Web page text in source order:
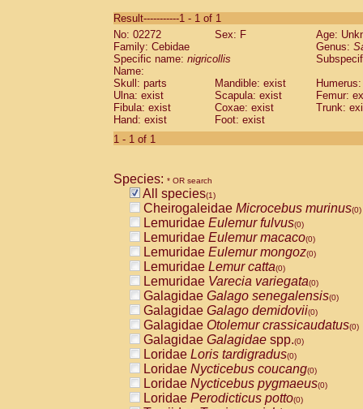
CebidaeSaguinus labiatus(0)
Cebidae Saguinus leucopus (0)
Cebidae
CebidaeSaguinus mystax
Cebidae Saguinus nigricollis (1)
Cebidae Saguinus oedipus
Cebidae Saguinus weddelli
Cebidae Saguinusspp.
Cebidae
CebidaeCebus capucinus
CebidaeCebus nigrivittatus
CebidaeCebus spp.(0)
CebidaeSaimiri boliviensis(0)
CebidaeSaimiri sciureus(0)
AtelidaeAlouatta caraya(0)
AtelidaeAlouatta fusca(0)
AtelidaeAlouatta seniculus(0)
AtelidaeAlouattaspp.(0)
AtelidaeAteles belzebuth(0)
AtelidaeAteles geoffroyi(0)
AtelidaeAteles paniscus(0)
AtelidaeAtelesspp.(0)
AtelidaeLagothrix lagothricha(0)
AtelidaeLagothrix lagothricha cana
PitheciidaeCacajao calvus
Result-----------1 - 1 of 1
No: 02272
Sex: F
Age:
Family: Cebidae
Genus:
Specific name: nigricollis
Name:
Skull: parts
Mandible: exist
Ulna: exist
Scapula: exist
Femur:
Fibula: exist
Coxae: exist
Trunk:
Hand: exist
Foot: exist
1 - 1 of 1
Species: * OR search
All species(1)
Cheirogaleidae Microcebus murinus(0)
Lemuridae Eulemur fulvus(0)
Lemuridae Eulemur macaco(0)
Lemuridae Eulemur mongoz(0)
Lemuridae Lemur catta(0)
Lemuridae Varecia variegata(0)
Galagidae Galago senegalensis(0)
Galagidae Galago demidovii(0)
Galagidae Otolemur crassicaudatus(0)
Galagidae Galagidae spp.(0)
Loridae Loris tardigradus(0)
Loridae Nycticebus coucang(0)
Loridae Nycticebus pygmaeus(0)
Loridae Perodicticus potto(0)